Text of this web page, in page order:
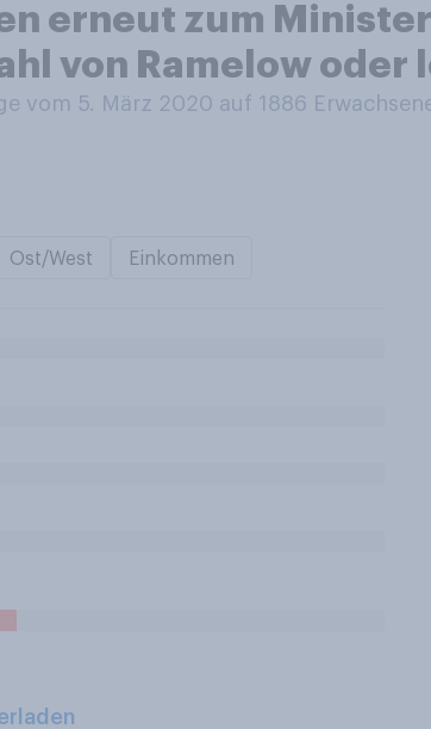
erneut zum
von Ramelow oder
vom 5. März 2020 auf 1886
Ost/West Einkommen